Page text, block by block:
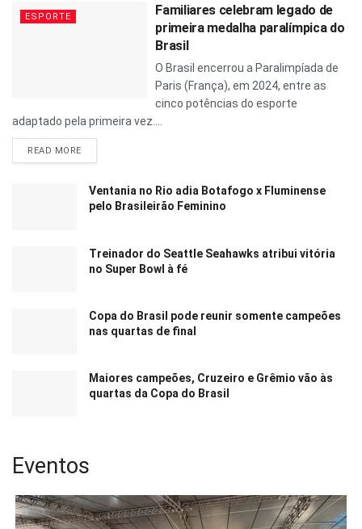
ESPORTE
Familiares celebram legado de
primeira medalha paralímpica do
Brasil
O Brasil encerrou a Paralimpíada de
Paris (França), em 2024, entre as
cinco potências do esporte
adaptado pela primeira vez....
READ MORE
Ventania no Rio adia Botafogo x Fluminense
pelo Brasileirão Feminino
Treinador do Seattle Seahawks atribui vitória
no Super Bowl à fé
Copa do Brasil pode reunir somente campeões
nas quartas de final
Maiores campeões, Cruzeiro e Grêmio vão às
quartas da Copa do Brasil
Eventos